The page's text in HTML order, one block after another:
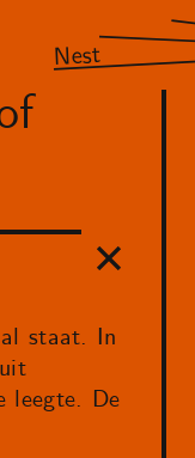
Nest
staat. In
leegte. De